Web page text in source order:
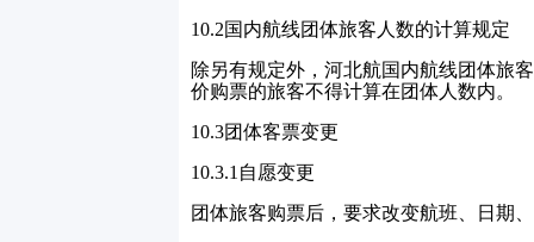
10.2国内航线团体旅客人数的计算规定
除另有规定外，河北航国内航线团体旅
价购票的旅客不得计算在团体人数内。
10.3团体客票变更
10.3.1 自愿变更
团体旅客购票后，要求改变航班、日期